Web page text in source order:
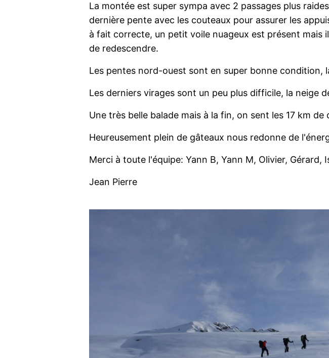
La montée est super sympa avec 2 passages plus
dernière pente avec les couteaux pour assurer les
à fait correcte, un petit voile nuageux est présent mais
de redescendre.
Les pentes nord-ouest sont en super bonne condition,
Les derniers virages sont un peu plus difficile, la neige
Une très belle balade mais à la fin, on sent les 17 km
Heureusement plein de gâteaux nous redonne de
Merci à toute l'équipe: Yann B, Yann M, Olivier, Gérard,
Jean Pierre